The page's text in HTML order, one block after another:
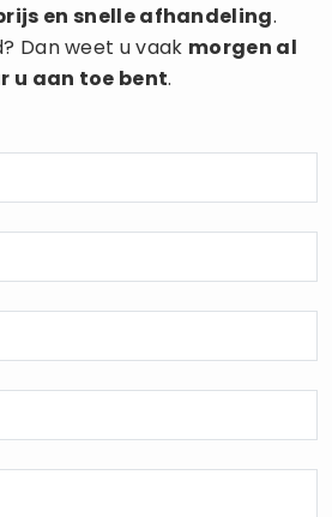
en snelle afhandeling.
Dan weet u vaak morgen al
u aan toe bent.